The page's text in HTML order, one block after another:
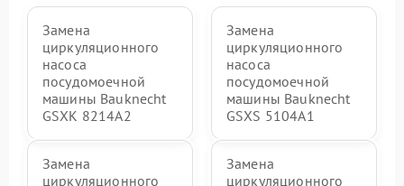
Замена
циркуляционного
насоса
посудомоечной
машины Bauknecht
GSXK 8214A2
Замена
циркуляционного
насоса
посудомоечной
машины Bauknecht
GSXS 5104A1
Замена
циркуляционного
Замена
циркуляционного